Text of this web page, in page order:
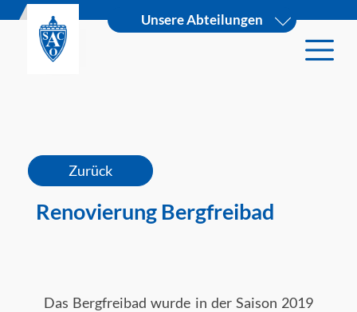
Unsere Abteilungen
Renovierung Bergfreibad
Das Bergfreibad wurde in der Saison 2019
Zurück